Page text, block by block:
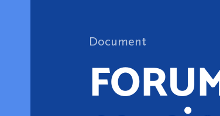
Document